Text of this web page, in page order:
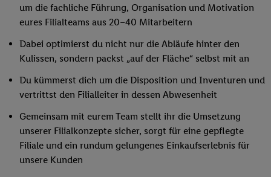
um die fachliche Führung, Organisation und Motivation
eures Filialteams aus 20–40 Mitarbeitern
Dabei optimierst du nicht nur die Abläufe hinter den
Kulissen, sondern packst „auf der Fläche“ selbst mit an
Du kümmerst dich um die Disposition und Inventuren und
vertrittst den Filialleiter in dessen Abwesenheit
Gemeinsam mit eurem Team stellt ihr die Umsetzung
unserer Filialkonzepte sicher, sorgt für eine gepflegte
Filiale und ein rundum gelungenes Einkaufserlebnis für
unsere Kunden